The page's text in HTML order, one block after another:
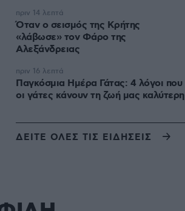
Όταν ο σεισμός της Κρήτης
«λάβωσε» τον Φάρο της
Αλεξάνδρειας
πριν 14 λεπτά
Παγκόσμια Ημέρα Γάτας: 4 λόγοι που
οι γάτες κάνουν τη ζωή μας καλύτερη
πριν 16 λεπτά
ΔΕΙΤΕ ΟΛΕΣ ΤΙΣ ΕΙΔΗΣΕΙΣ